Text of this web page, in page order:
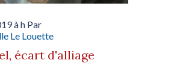
à h Par
Le Louette
écart d'alliage